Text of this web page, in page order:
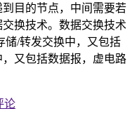
目的节点，中间需要若
换技术。数据交换技术
储/转发交换中，又包括
又包括数据报，虚电路
论